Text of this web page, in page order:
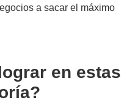
a sacar el máximo
en estas